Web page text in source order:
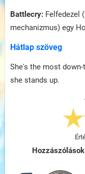
Battlecry: Felfedezel (
mechanizmus) egy
Hátlap szöveg
She's the most
she stands up.